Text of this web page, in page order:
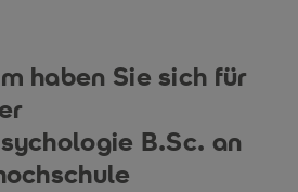
haben Sie sich für
B.Sc. an